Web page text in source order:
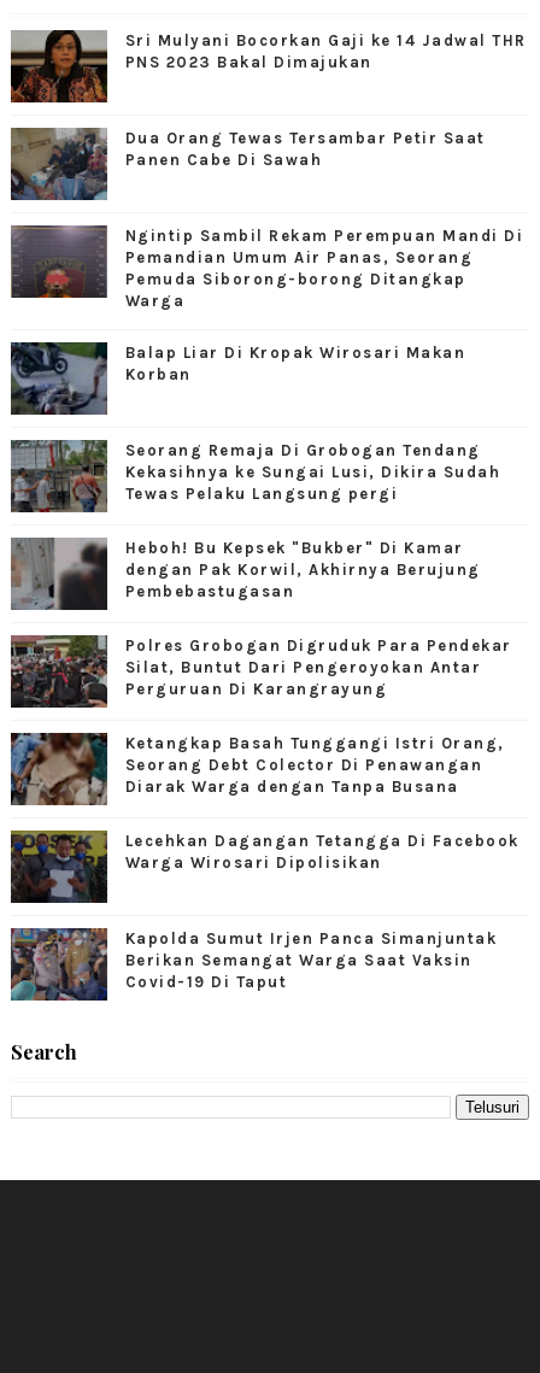
Sri Mulyani Bocorkan Gaji ke 14 Jadwal THR
PNS 2023 Bakal Dimajukan
Dua Orang Tewas Tersambar Petir Saat
Panen Cabe Di Sawah
Ngintip Sambil Rekam Perempuan Mandi Di
Pemandian Umum Air Panas, Seorang
Pemuda Siborong-borong Ditangkap
Warga
Balap Liar Di Kropak Wirosari Makan
Korban
Seorang Remaja Di Grobogan Tendang
Kekasihnya ke Sungai Lusi, Dikira Sudah
Tewas Pelaku Langsung pergi
Heboh! Bu Kepsek "Bukber" Di Kamar
dengan Pak Korwil, Akhirnya Berujung
Pembebastugasan
Polres Grobogan Digruduk Para Pendekar
Silat, Buntut Dari Pengeroyokan Antar
Perguruan Di Karangrayung
Ketangkap Basah Tunggangi Istri Orang,
Seorang Debt Colector Di Penawangan
Diarak Warga dengan Tanpa Busana
Lecehkan Dagangan Tetangga Di Facebook
Warga Wirosari Dipolisikan
Kapolda Sumut Irjen Panca Simanjuntak
Berikan Semangat Warga Saat Vaksin
Covid-19 Di Taput
Search